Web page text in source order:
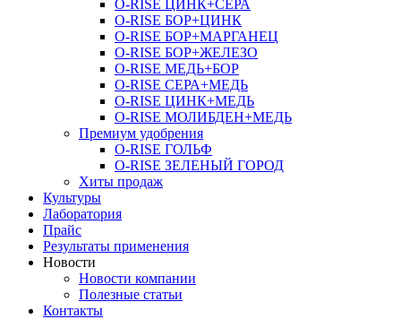
O-RISE ЦИНК+СЕРА
O-RISE БОР+ЦИНК
O-RISE БОР+МАРГАНЕЦ
O-RISE БОР+ЖЕЛЕЗО
O-RISE МЕДЬ+БОР
O-RISE СЕРА+МЕДЬ
O-RISE ЦИНК+МЕДЬ
O-RISE МОЛИБДЕН+МЕДЬ
Премиум удобрения
O-RISE ГОЛЬФ
O-RISE ЗЕЛЕНЫЙ ГОРОД
Хиты продаж
Культуры
Лаборатория
Прайс
Результаты применения
Новости
Новости компании
Полезные статьи
Контакты